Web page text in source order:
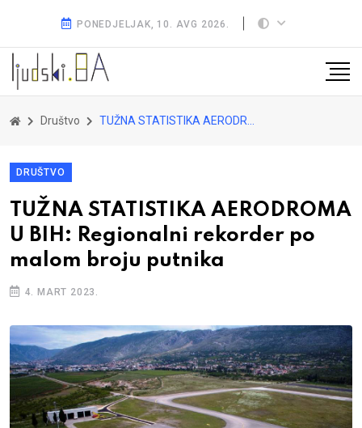
PONEDJELJAK, 10. AVG 2026.
Društvo TUŽNA STATISTIKA AERODROMA U BIH: Regionalni rekorder po malom broju putnika
DRUŠTVO
TUŽNA STATISTIKA AERODROMA
U BIH: Regionalni rekorder po
malom broju putnika
4. MART 2023.